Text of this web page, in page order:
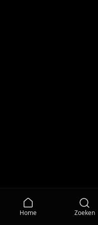
Home Zoeken